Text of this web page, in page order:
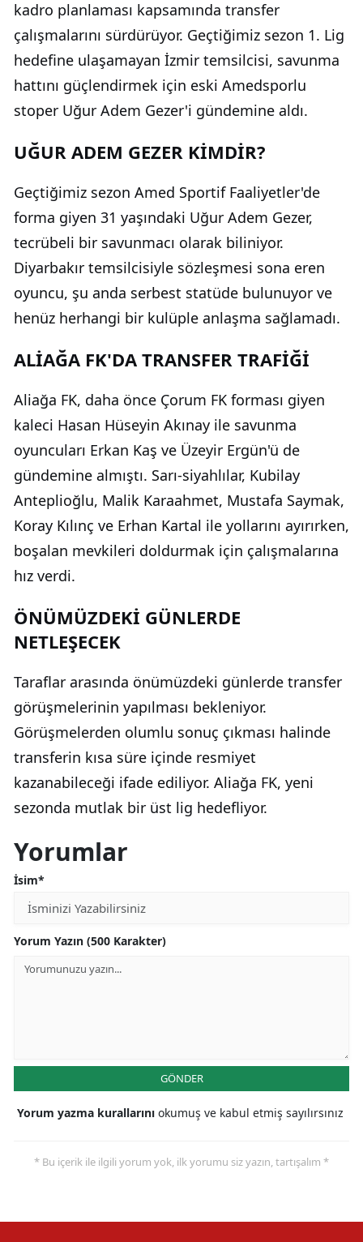
kadro planlaması kapsamında transfer
çalışmalarını sürdürüyor. Geçtiğimiz sezon 1. Lig
hedefine ulaşamayan İzmir temsilcisi, savunma
hattını güçlendirmek için eski Amedsporlu
stoper Uğur Adem Gezer'i gündemine aldı.
UĞUR ADEM GEZER KİMDİR?
Geçtiğimiz sezon Amed Sportif Faaliyetler'de
forma giyen 31 yaşındaki Uğur Adem Gezer,
tecrübeli bir savunmacı olarak biliniyor.
Diyarbakır temsilcisiyle sözleşmesi sona eren
oyuncu, şu anda serbest statüde bulunuyor ve
henüz herhangi bir kulüple anlaşma sağlamadı.
ALİAĞA FK'DA TRANSFER TRAFİĞİ
Aliağa FK, daha önce Çorum FK forması giyen
kaleci Hasan Hüseyin Akınay ile savunma
oyuncuları Erkan Kaş ve Üzeyir Ergün'ü de
gündemine almıştı. Sarı-siyahlılar, Kubilay
Anteplioğlu, Malik Karaahmet, Mustafa Saymak,
Koray Kılınç ve Erhan Kartal ile yollarını ayırırken,
boşalan mevkileri doldurmak için çalışmalarına
hız verdi.
ÖNÜMÜZDEKİ GÜNLERDE
NETLEŞECEK
Taraflar arasında önümüzdeki günlerde transfer
görüşmelerinin yapılması bekleniyor.
Görüşmelerden olumlu sonuç çıkması halinde
transferin kısa süre içinde resmiyet
kazanabileceği ifade ediliyor. Aliağa FK, yeni
sezonda mutlak bir üst lig hedefliyor.
Yorumlar
İsim*
Yorum Yazın (500 Karakter)
GÖNDER
Yorum yazma kurallarını okumuş ve kabul etmiş sayılırsınız
* Bu içerik ile ilgili yorum yok, ilk yorumu siz yazın, tartışalım *